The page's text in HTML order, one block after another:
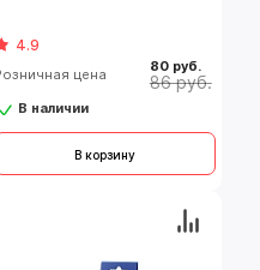
4.9
цена 80 руб.
86 руб.
В наличии
В корзину